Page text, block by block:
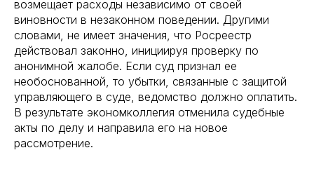
возмещает расходы независимо от своей
виновности в незаконном поведении. Другими
словами, не имеет значения, что Росреестр
действовал законно, инициируя проверку по
анонимной жалобе. Если суд признал ее
необоснованной, то убытки, связанные с защитой
управляющего в суде, ведомство должно оплатить.
В результате экономколлегия отменила судебные
акты по делу и направила его на новое
рассмотрение.